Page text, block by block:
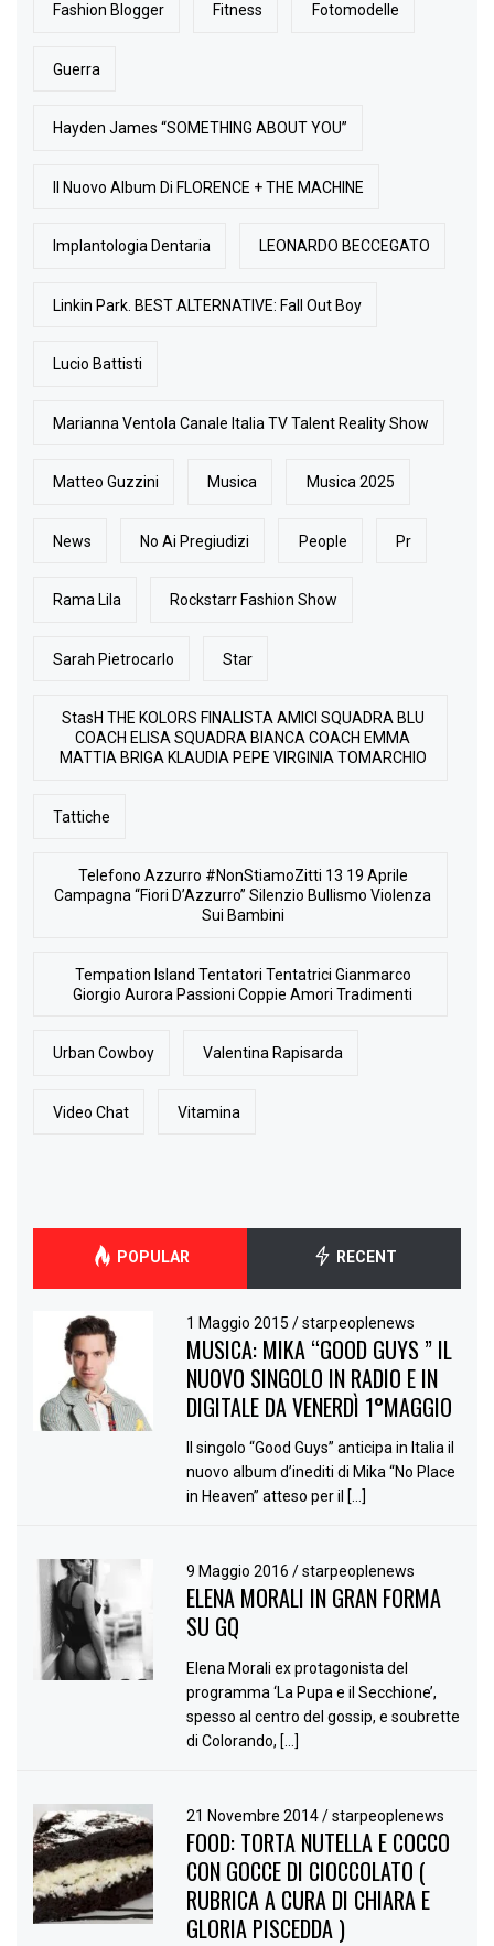
Fashion Blogger Fitness Fotomodelle
Guerra
Hayden James “SOMETHING ABOUT YOU”
Il Nuovo Album Di FLORENCE + THE MACHINE
Implantologia Dentaria LEONARDO BECCEGATO
Linkin Park. BEST ALTERNATIVE: Fall Out Boy
Lucio Battisti
Marianna Ventola Canale Italia TV Talent Reality Show
Matteo Guzzini Musica Musica 2025
News No Ai Pregiudizi People Pr
Rama Lila Rockstarr Fashion Show
Sarah Pietrocarlo Star
StasH THE KOLORS FINALISTA AMICI SQUADRA BLU
COACH ELISA SQUADRA BIANCA COACH EMMA
MATTIA BRIGA KLAUDIA PEPE VIRGINIA TOMARCHIO
Tattiche
Telefono Azzurro #NonStiamoZitti 13 19 Aprile
Campagna “Fiori D’Azzurro” Silenzio Bullismo Violenza
Sui Bambini
Tempation Island Tentatori Tentatrici Gianmarco
Giorgio Aurora Passioni Coppie Amori Tradimenti
Urban Cowboy Valentina Rapisarda
Video Chat Vitamina
POPULAR RECENT
1 Maggio 2015/ starpeoplenews
MUSICA: MIKA “GOOD GUYS ” IL
NUOVO SINGOLO IN RADIO E IN
DIGITALE DA VENERDÌ 1°MAGGIO
Il singolo “Good Guys” anticipa in Italia il
nuovo album d’inediti di Mika “No Place
in Heaven” atteso per il […]
9 Maggio 2016/ starpeoplenews
ELENA MORALI IN GRAN FORMA
SU GQ
Elena Morali ex protagonista del
programma ‘La Pupa e il Secchione’,
spesso al centro del gossip, e soubrette
di Colorando, […]
21 Novembre 2014/ starpeoplenews
FOOD: TORTA NUTELLA E COCCO
CON GOCCE DI CIOCCOLATO (
RUBRICA A CURA DI CHIARA E
GLORIA PISCEDDA )